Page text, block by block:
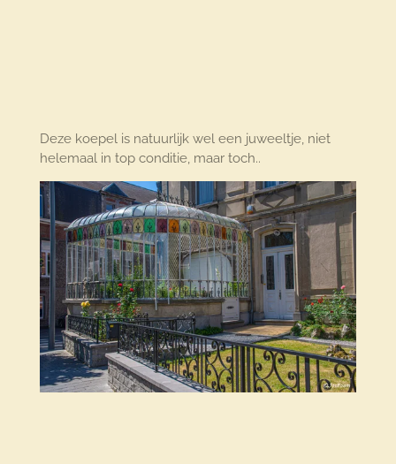
Deze koepel is natuurlijk wel een juweeltje, niet
helemaal in top conditie, maar toch..